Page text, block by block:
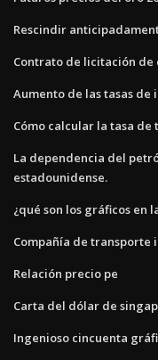
Rescindir
Contrato de licitación de
Aumento de las tasas
Cómo calcular la tasa
La dependencia del
estadounidense.
¿qué son los gráficos en
Compañía de
Relación precio pe
Carta del dólar de
Ingenioso cincuenta